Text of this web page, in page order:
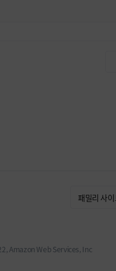
Amazon Web Services, Inc